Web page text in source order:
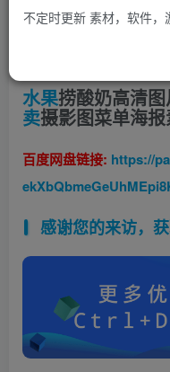
水果捞酸奶高清
卖摄影图菜单海
百度网盘链接: https://
感谢您的来访，
不定时更新 素材，软件